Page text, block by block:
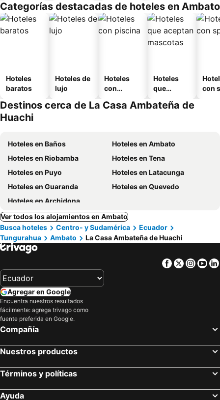
o
Categorías destacadas de hoteles en Ambato
Hoteles
baratos
Hoteles de
lujo
Hoteles
con
Hoteles
que
mascotas
con
Destinos cerca de La Casa Ambateña de
Huachi
Hoteles en Baños
Hoteles en Ambato
Hoteles en Riobamba
Hoteles en Tena
Hoteles en Puyo
Hoteles en Latacunga
Hoteles en Guaranda
Hoteles en Quevedo
Hoteles en Archidona
Ver todos los alojamientos en Ambato
Busca hoteles
Centro- y Sudamérica
Ecuador
Tungurahua
Ambato La Casa Ambateña de Huachi
Facebook
Twitter
Agregar en Google
Encuentra nuestros resultados
fácilmente: agrega trivago como
fuente preferida en Google.
Compañía
Nuestros productos
Términos y políticas
Ayuda